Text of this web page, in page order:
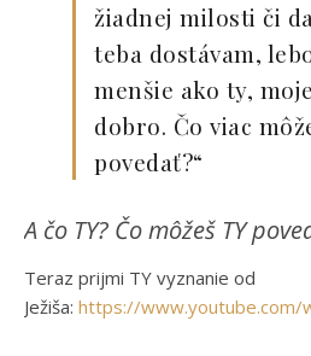
žiadnej milosti či
teba dostávam,
menšie ako ty,
dobro. Čo viac
povedať?“
A čo TY? Čo môžeš TY
Teraz prijmi TY vyznanie od
Ježiša: https://www.youtube.com/